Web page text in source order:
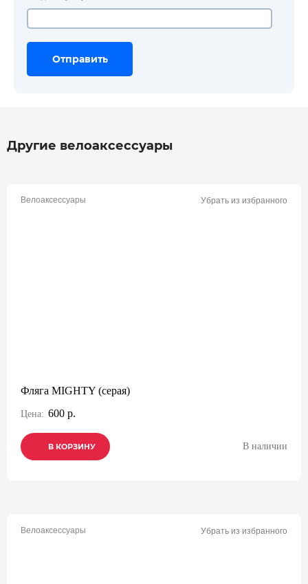
Отправить
Отправить
Отправить
Другие велоаксессуары
Велоаксессуары Убрать из избранного
Фляга MIGHTY (серая)
Цена: 600 р.
В КОРЗИНУ
В КОРЗИНУ
В КОРЗИНУ В наличии
Велоаксессуары Убрать из избранного